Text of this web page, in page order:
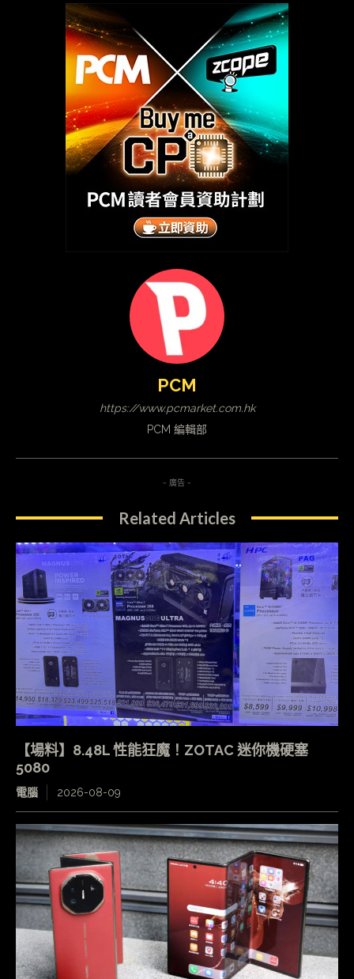
PCM
https://www.pcmarket.com.hk
PCM 編輯部
- 廣告 -
Related Articles
【場料】8.48L 性能狂魔！ZOTAC 迷你機硬塞
5080
電腦 2026-08-09